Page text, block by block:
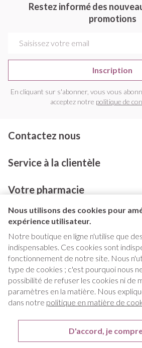
Nous utilisons des cookies pour
expérience utilisateur.
Notre boutique en ligne n'utilise que
indispensables. Ces cookies sont
fonctionnement de notre site. Nous
type de cookies ; c'est pourquoi nous
possibilité de refuser les cookies ni de
paramètres en la matière. Nous
dans notre politique en matière de
D'accord, je
Restez informé des
promotions
Inscription
En cliquant sur s'abonner, vous vous
acceptez notre politique de
Contactez nous
Service à la clientèle
Votre pharmacie
Liens légaux